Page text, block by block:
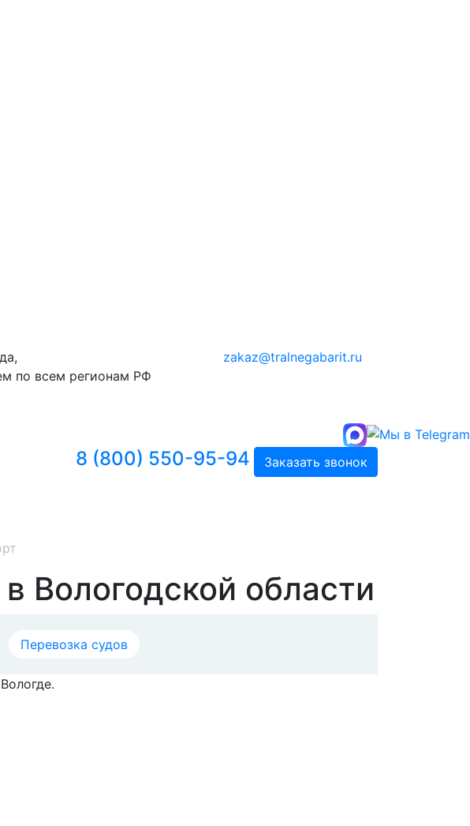
по всем регионам РФ
zakaz@tralnegabarit.ru
8 (800) 550-95-94 Заказать звонок
Вологодской области
Перевозка судов